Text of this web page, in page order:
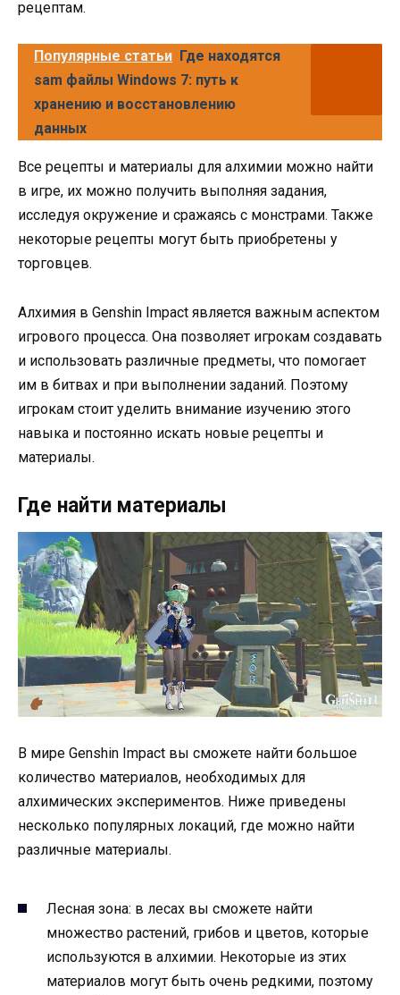
рецептам.
Популярные статьи Где находятся
sam файлы Windows 7: путь к
хранению и восстановлению
данных
Все рецепты и материалы для алхимии можно найти
в игре, их можно получить выполняя задания,
исследуя окружение и сражаясь с монстрами. Также
некоторые рецепты могут быть приобретены у
торговцев.
Алхимия в Genshin Impact является важным аспектом
игрового процесса. Она позволяет игрокам создавать
и использовать различные предметы, что помогает
им в битвах и при выполнении заданий. Поэтому
игрокам стоит уделить внимание изучению этого
навыка и постоянно искать новые рецепты и
материалы.
Где найти материалы
В мире Genshin Impact вы сможете найти большое
количество материалов, необходимых для
алхимических экспериментов. Ниже приведены
несколько популярных локаций, где можно найти
различные материалы.
Лесная зона: в лесах вы сможете найти
множество растений, грибов и цветов, которые
используются в алхимии. Некоторые из этих
материалов могут быть очень редкими, поэтому